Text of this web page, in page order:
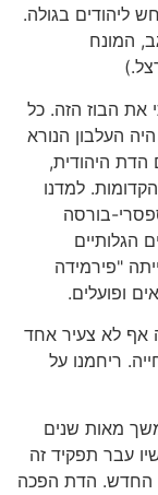
ליהודים בגולה.
המונח
את הבוז הזה. כל
העלבון הנורא
הדת היהודית,
למדנו
בורסה
הגלותיים
"פירמידה
ופועלים.
אף לא צעיר אחד
ריחמנו על
מאות שנים
עבר תפקיד זה
החדש. הדת הפכה